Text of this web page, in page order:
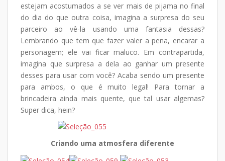
estejam acostumados a se ver mais de pijama no final
do dia do que outra coisa, imagina a surpresa do seu
parceiro ao vê-la usando uma fantasia dessas?
Lembrando que tem que fazer valer a pena, encarar a
personagem; ele vai ficar maluco. Em contrapartida,
imagina que surpresa a dela ao ganhar um presente
desses para usar com você? Acaba sendo um presente
para ambos, o que é muito legal! Para tornar a
brincadeira ainda mais quente, que tal usar algemas?
Super dica, hein?
Criando uma atmosfera diferente